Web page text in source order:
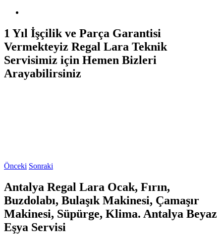
1 Yıl İşçilik ve Parça Garantisi
Vermekteyiz Regal Lara Teknik
Servisimiz için Hemen Bizleri
Arayabilirsiniz
Önceki Sonraki
Antalya Regal Lara Ocak, Fırın,
Buzdolabı, Bulaşık Makinesi, Çamaşır
Makinesi, Süpürge, Klima. Antalya Beyaz
Eşya Servisi